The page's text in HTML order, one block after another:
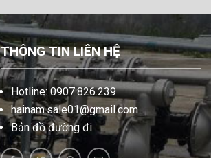
THÔNG TIN LIÊN HỆ
Hotline: 0907.826.239
hainam.sale01@gmail.com
Bản đồ đường đi